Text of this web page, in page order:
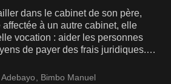
dans le cabinet de son père,
à un autre cabinet, elle
vocation : aider les personnes
de payer des frais juridiques.
commencent à...
, Bimbo Manuel